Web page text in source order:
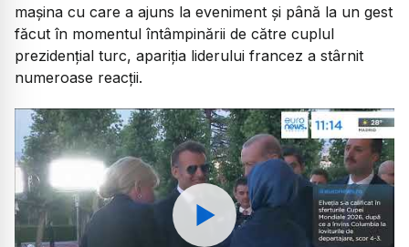
mașina cu care a ajuns la eveniment și până la un gest
făcut în momentul întâmpinării de către cuplul
prezidențial turc, apariția liderului francez a stârnit
numeroase reacții.
Watch